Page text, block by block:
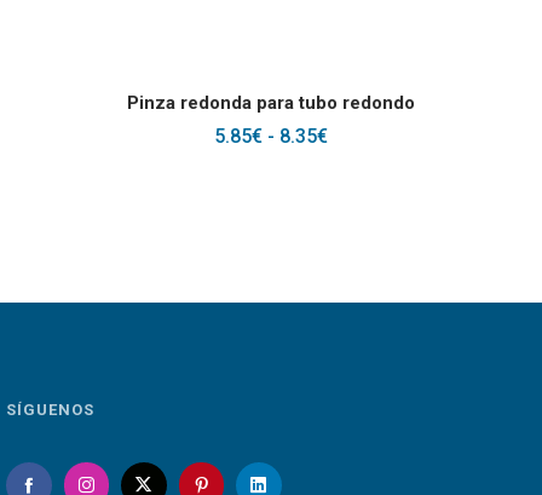
SELECCIONAR OPCIONES
Pinza redonda para tubo redondo
5.85€ - 8.35€RANGO
SÍGUENOS